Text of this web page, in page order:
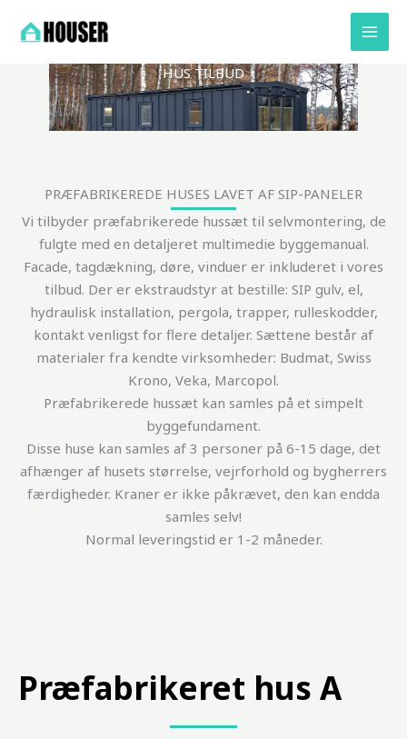
HUS TILBUD
PRÆFABRIKEREDE HUSES LAVET AF SIP-PANELER
Vi tilbyder præfabrikerede hussæt til selvmontering, de
fulgte med en detaljeret multimedie byggemanual.
Facade, tagdækning, døre, vinduer er inkluderet i vores
tilbud. Der er ekstraudstyr at bestille: SIP gulv, el,
hydraulisk installation, pergola, trapper, rulleskodder,
kontakt venligst for flere detaljer. Sættene består af
materialer fra kendte virksomheder: Budmat, Swiss
Krono, Veka, Marcopol.
Præfabrikerede hussæt kan samles på et simpelt
byggefundament.
Disse huse kan samles af 3 personer på 6-15 dage, det
afhænger af husets størrelse, vejrforhold og bygherrers
færdigheder. Kraner er ikke påkrævet, den kan endda
samles selv!
Normal leveringstid er 1-2 måneder.
Præfabrikeret hus A